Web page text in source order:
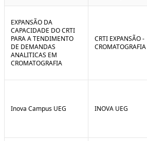
EXPANSÃO DA
CAPACIDADE DO CRTI
PARA A TENDIMENTO
DE DEMANDAS
ANALITICAS EM
CROMATOGRAFIA
CRTI EXPANSÃO -
CROMATOGRAFIA
Inova Campus UEG INOVA UEG